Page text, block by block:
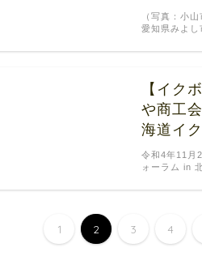
（写真：小
愛知県みよ
【イク
や商工
海道イ
令和4年11月
ォーラム in
1 2 3 4